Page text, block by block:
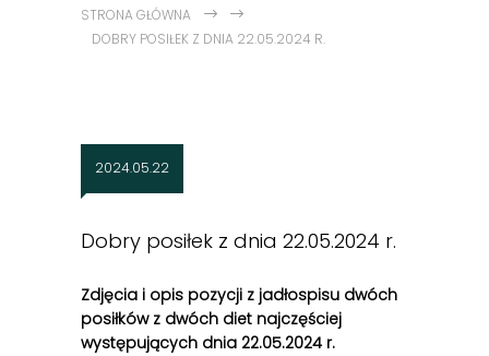
STRONA GŁÓWNA
DOBRY POSIŁEK Z DNIA 22.05.2024 R.
2024.05.22
Dobry posiłek z dnia 22.05.2024 r.
Zdjęcia i opis pozycji z jadłospisu dwóch
posiłków z dwóch diet najczęściej
występujących dnia 22.05.2024 r.